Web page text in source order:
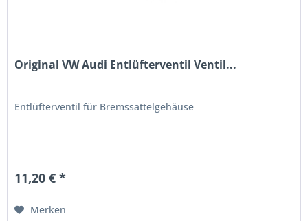
Original VW Audi Entlüfterventil Ventil...
Entlüfterventil für Bremssattelgehäuse
11,20 € *
Merken